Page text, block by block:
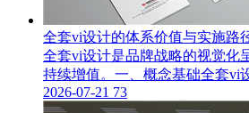
全套vi设计的体系价值与实施路
全套vi设计是品牌战略的视觉化
持续增值。一、概念基础全套vi
2026-07-21 73